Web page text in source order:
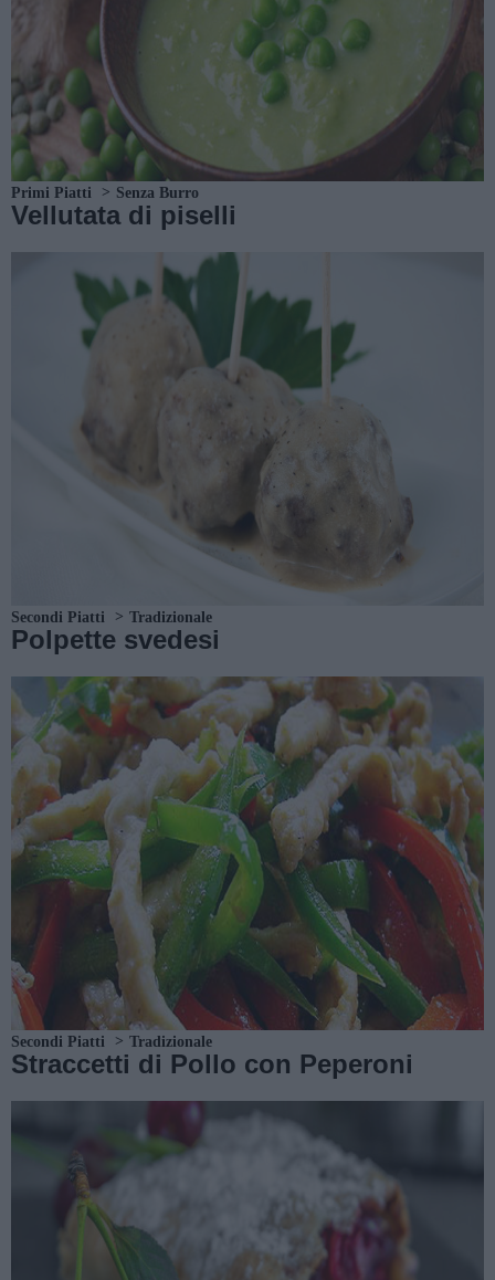
Primi Piatti Senza Burro
Vellutata di piselli
Secondi Piatti Tradizionale
Polpette svedesi
Secondi Piatti Tradizionale
Straccetti di Pollo con Peperoni